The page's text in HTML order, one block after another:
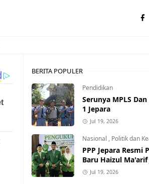
BERITA POPULER
Pendidikan
Serunya MPLS
1 Jepara
Jul 19, 2026
Nasional , Politik dan
PPP Jepara Resmi
Baru Haizul
Jul 19, 2026